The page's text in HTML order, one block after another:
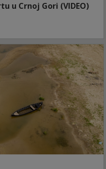
u Crnoj Gori (VIDEO)